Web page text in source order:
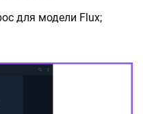
для модели Flux;